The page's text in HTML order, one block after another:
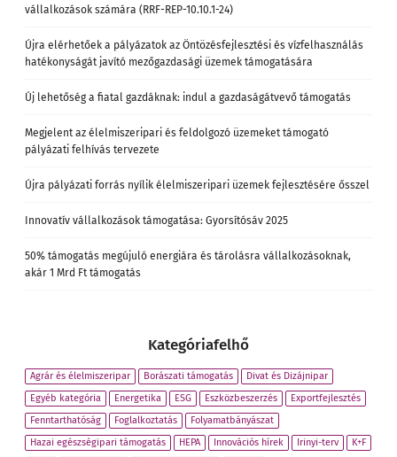
vállalkozások számára (RRF-REP-10.10.1-24)
Újra elérhetőek a pályázatok az Öntözésfejlesztési és vízfelhasználás
hatékonyságát javító mezőgazdasági üzemek támogatására
Új lehetőség a fiatal gazdáknak: indul a gazdaságátvevő támogatás
Megjelent az élelmiszeripari és feldolgozó üzemeket támogató
pályázati felhívás tervezete
Újra pályázati forrás nyílik élelmiszeripari üzemek fejlesztésére ősszel
Innovatív vállalkozások támogatása: Gyorsítósáv 2025
50% támogatás megújuló energiára és tárolásra vállalkozásoknak,
akár 1 Mrd Ft támogatás
Kategóriafelhő
Agrár és élelmiszeripar Borászati támogatás
Divat és Dizájnipar
Egyéb kategória
Energetika ESG Eszközbeszerzés
Exportfejlesztés
Fenntarthatóság
Foglalkoztatás
Folyamatbányászat
Hazai egészségipari támogatás
HEPA Innovációs hírek Irinyi-terv
K+F